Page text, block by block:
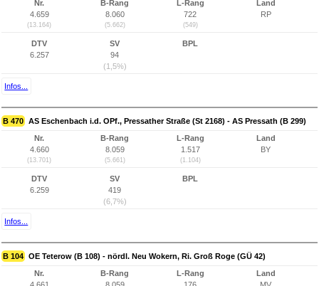
Nr.
4.659
(13.164)
B-Rang
8.060
(5.662)
L-Rang
722
(549)
Land
RP
DTV
6.257
SV
94
(1,5%)
BPL
Infos...
B 470 AS Eschenbach i.d. OPf., Pressather Straße (St 2168) - AS Pressath (B 299)
Nr.
4.660
(13.701)
B-Rang
8.059
(5.661)
L-Rang
1.517
(1.104)
Land
BY
DTV
6.259
SV
419
(6,7%)
BPL
Infos...
B 104 OE Teterow (B 108) - nördl. Neu Wokern, Ri. Groß Roge (GÜ 42)
Nr.
B-Rang
L-Rang
Land